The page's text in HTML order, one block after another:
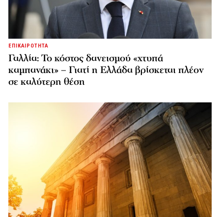
ΕΠΙΚΑΙΡΟΤΗΤΑ
Γαλλία: Το κόστος δανεισμού «χτυπά
καμπανάκι» – Γιατί η Ελλάδα βρίσκεται πλέον
σε καλύτερη θέση